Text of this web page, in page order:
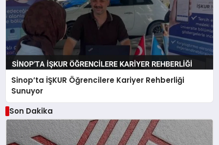
Sinop’ta İŞKUR Öğrencilere Kariyer Rehberliği
Sunuyor
Son Dakika